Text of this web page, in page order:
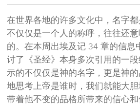
在世界各地的许多文化中，名字
不仅仅是一个人的称呼，往往还
的。在本周出埃及记 34 章的信息
讨了《圣经》本身多次引用的一
示的不仅仅是神的名字，更是神
地思考上帝是谁时，我们就能大胆
带着他不变的品格所带来的信心和